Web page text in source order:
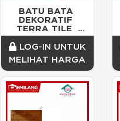
BATU BATA
DEKORATIF
TERRA TILE
BRIGHT
ORANGE/DOS
LOG-IN UNTUK
MELIHAT HARGA